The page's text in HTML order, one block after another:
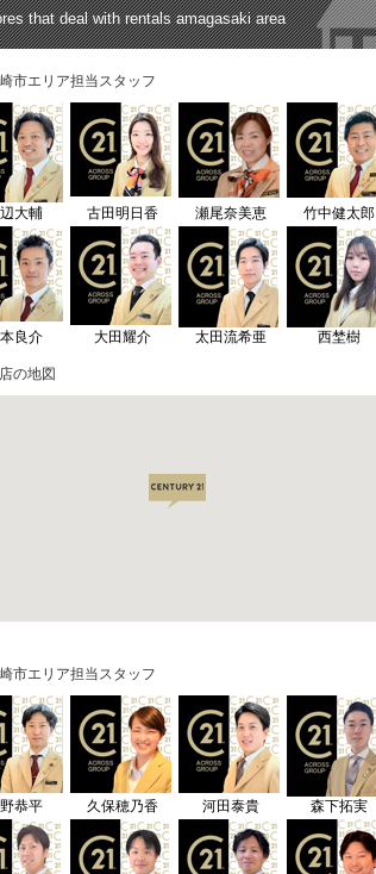
that deal with rentals amagasaki area
市エリア担当スタッフ
大輔 古田明日香 瀬尾奈美恵 竹中健太郎
良介 大田耀介 太田流希亜 西埜樹
の地図
市エリア担当スタッフ
恭平 久保穂乃香 河田泰貴 森下拓実